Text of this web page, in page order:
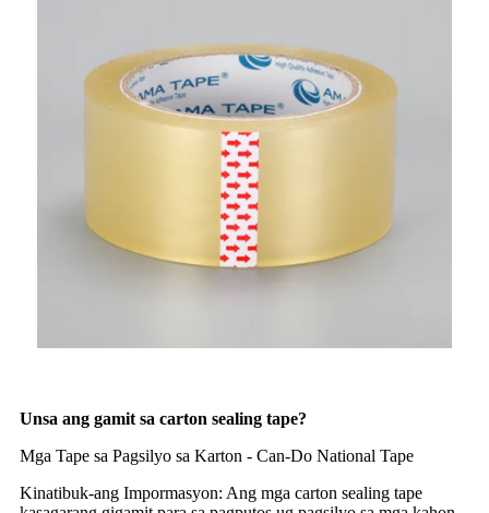
Unsa ang gamit sa carton sealing tape?
Mga Tape sa Pagsilyo sa Karton - Can-Do National Tape
Kinatibuk-ang Impormasyon: Ang mga carton sealing tape